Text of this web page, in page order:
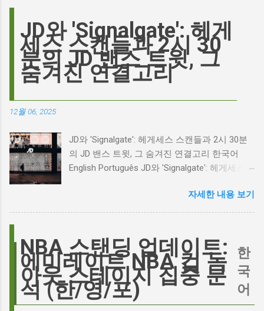
이 그 시작입니다. 하지만 그 이면에는 '연기'라
는 예술에 대한 깊은 갈망과, 완벽주의를 향한
끊임없는 열망이 숨겨져 있습니다. Photo by
Plufow Le Studio on Unsplash 폭풍의 언덕, 그
리고 캐스팅 논쟁의 불씨 최근 몇 주 동안 영화
하는 동시에 우려를 표했습니다. 일부에서는 엘
로디의 이미지가 원작 속 히스클리프와는 다소
거리가 있다는 의견을 제시하며 캐스팅에 대한
한 비판에 대해 "기다려 보세요. 믿으세요. 분명
의 이미지가 원작과 부합하는지 여부를 넘어, 우
리가 '히스클리프'라는 인물에게 기대하는 바가
무엇인지, 그리고 배우가 그 기대를 어떻게 충족
시킬 수 있는지에 대한 근본적인 질문을 던집니
다. 다니엘 데이 루이스, '진정성'의 대명사 이 지
JD와 'Signalgate': 헤게
세스 스캔들과 2시 30
분의 JD 밴스 트윗, 그
숨겨진 연결고리
12월 06, 2025
JD와 'Signalgate': 헤게세스 스캔들과 2시 30분
의 JD 밴스 트윗, 그 숨겨진 연결고리 한국어
English Português JD와 'Signalgate': 헤게세스
연결고리 오늘의 구글 트렌드 인기 검색어 'jd'는
단순히 두 글자의 약자가 아닙니다. 최근 미국
'Signalgate' 스캔들과 깊숙이 연결되어 있습니
다. 폭스뉴스 진행자 피트 헤게세스(Pete
Hegseth)를 중심으로 벌어진 이 스캔들은 예상
치 못한 인물, JD 밴스(JD Vance)의 이름까지 소
환하며 파장을 일으키고 있습니다. 왜 'jd'가 갑자
자세한 내용 보기
NBA 스탠딩 업데이트:
에미레이트 NBA 컵 녹
아웃 스테이지 집중 분
석 (한/영/포)
한
국
어